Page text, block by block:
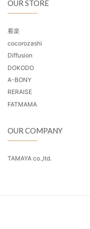
OUR STORE
着楽
cocorozashi
Diffusion
DOKODO
A-BONY
RERAISE
FATMAMA
OUR COMPANY
TAMAYA co.,ltd.